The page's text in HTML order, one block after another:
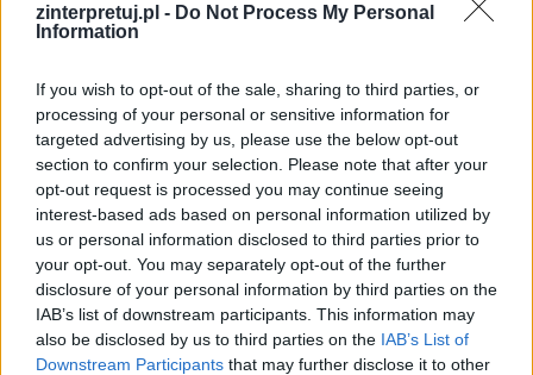
zinterpretuj.pl - Do Not Process My Personal
Information
If you wish to opt-out of the sale, sharing to third parties, or
processing of your personal or sensitive information for
targeted advertising by us, please use the below opt-out
section to confirm your selection. Please note that after your
opt-out request is processed you may continue seeing
interest-based ads based on personal information utilized by
us or personal information disclosed to third parties prior to
your opt-out. You may separately opt-out of the further
disclosure of your personal information by third parties on the
IAB’s list of downstream participants. This information may
also be disclosed by us to third parties on the IAB’s List of
Downstream Participants that may further disclose it to other
Kategorie
opracowania
Opowieści z Narnii. Lew,
czarownica i stara szafa.
Udowodnij, że każde z rodzeństwa
przeszło przemianę w czasie akcji
utworu
Jednym z głównych czynników, dla